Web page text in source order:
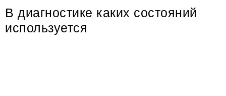
В диагностике каких состояний
используется